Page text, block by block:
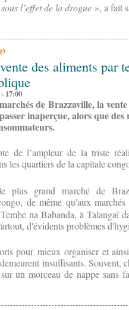
l’effet de la drogue », a fait
des aliments par
17:00
de Brazzaville, la
inaperçue, alors que des
de l’ampleur de la triste
les quartiers de la capitale
plus grand marché de
de même qu'aux marchés
na Babanda, à Talangaï
d'évidents problèmes
pour mieux organiser et
insuffisants. Souvent,
un morceau de nappe sans